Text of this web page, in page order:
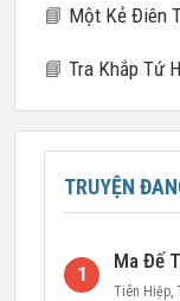
📘 Một Kẻ Điên Thì
📘 Tra Khắp Tứ
TRUYỆN
1
Ma Đế
Tiên Hiệp,